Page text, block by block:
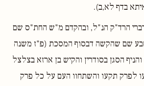
בדף לא,ב).
הרד"ק הנ"ל, ובהקדם מ"ש החת"ס שם
שם שהקשה דבסוף המסכת (פ"ז משנה
הסגן בסודרין והקיש בן ארזא בצלצל
לפרק תקעו והשתחוו העם על כל פרק